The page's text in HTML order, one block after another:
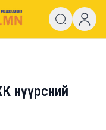
нүүрсний